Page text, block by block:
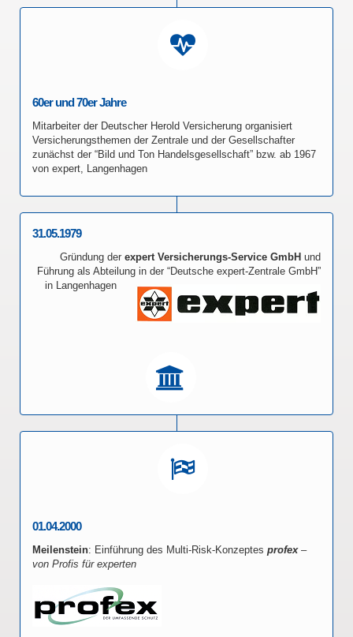
60er und 70er Jahre
Mitarbeiter der Deutscher Herold Versicherung organisiert
Versicherungsthemen der Zentrale und der Gesellschafter
zunächst der “Bild und Ton Handelsgesellschaft” bzw. ab 1967
von expert, Langenhagen
31.05.1979
Gründung der expert Versicherungs-Service GmbH und
Führung als Abteilung in der “Deutsche expert-Zentrale GmbH”
in Langenhagen
01.04.2000
Meilenstein: Einführung des Multi-Risk-Konzeptes profex –
von Profis für experten